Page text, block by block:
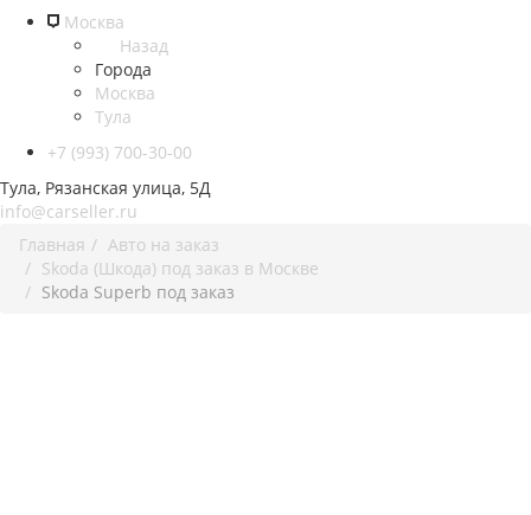
Москва
Назад
Города
Москва
Тула
+7 (993) 700-30-00
Тула, Рязанская улица, 5Д
info@carseller.ru
Главная
Авто на заказ
Skoda (Шкода) под заказ в Москве
Skoda Superb под заказ